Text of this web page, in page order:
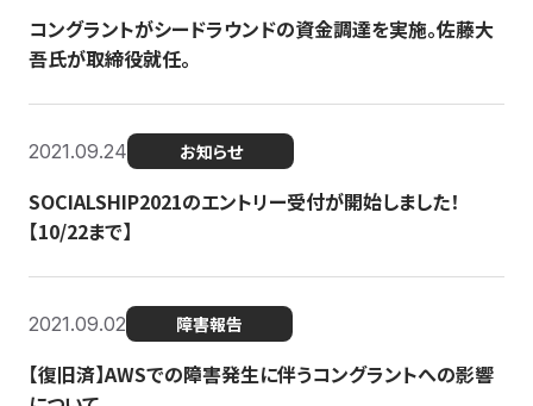
コングラントがシードラウンドの資金調達を実施。佐藤大
吾氏が取締役就任。
2021.09.24 お知らせ
SOCIALSHIP2021のエントリー受付が開始しました！
【10/22まで】
2021.09.02 障害報告
【復旧済】AWSでの障害発生に伴うコングラントへの影響